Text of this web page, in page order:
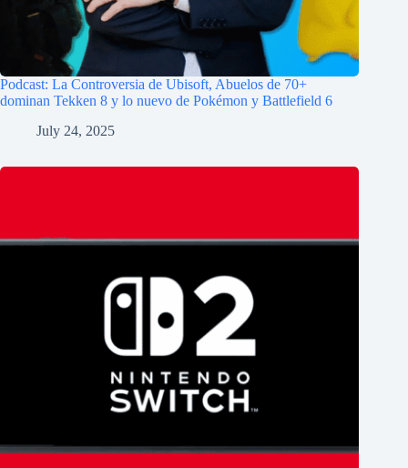
Podcast: La Controversia de Ubisoft, Abuelos de 70+
dominan Tekken 8 y lo nuevo de Pokémon y Battlefield 6
July 24, 2025